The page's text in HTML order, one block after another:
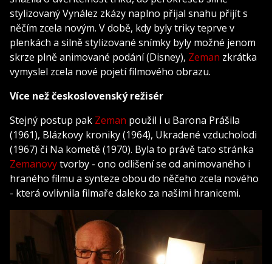
stylizovaný Vynález zkázy naplno přijal snahu přijít s
něčím zcela novým. V době, kdy byly triky teprve v
plenkách a silně stylizované snímky byly možné jenom
skrze plně animované podání (Disney), Zeman zkrátka
vymyslel zcela nové pojetí filmového obrazu.
Více než československý režisér
Stejný postup pak Zeman použil i u Barona Prášila
(1961), Blázkovy kroniky (1964), Ukradené vzducholodi
(1967) či Na kometě (1970). Byla to právě tato stránka
Zemanovytvorby - ono odlišení se od animovaného i
hraného filmu a synteze obou do něčeho zcela nového
- která ovlivnila filmaře daleko za našimi hranicemi.